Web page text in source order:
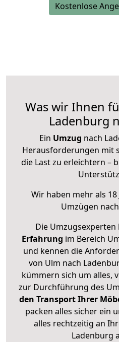
Kostenlose
Was wir Ihnen
Ladenburg
Ein Umzug nach
Herausforderungen mit
die Last zu erleichtern –
Wir haben mehr als
Umzügen nach
Die Umzugsexperten
Erfahrung im Bereich
und kennen die
von Ulm nach
kümmern sich um alles,
zur Durchführung des
den Transport Ihrer
packen alles sicher ein
alles rechtzeitig an
Ladenburg